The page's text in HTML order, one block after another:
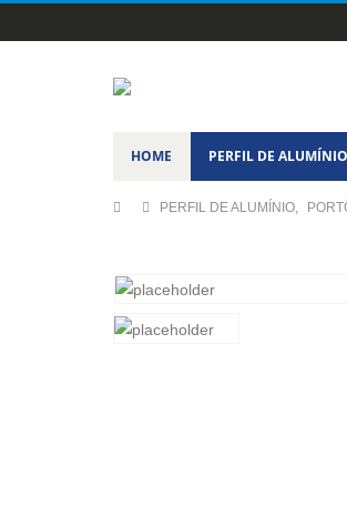
HOME PERFIL DE ALUMÍNIO
PERFIL DE ALUMÍNIO,